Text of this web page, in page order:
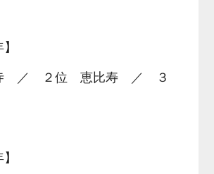
／ ２位 恵比寿 ／ ３